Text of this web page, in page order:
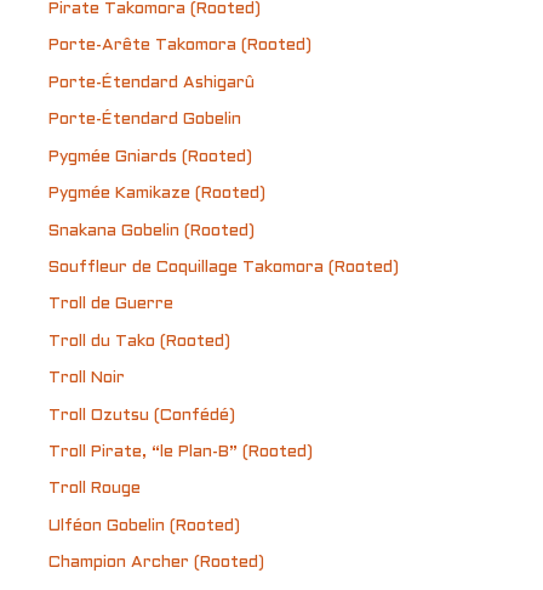
Pirate Takomora (Rooted)
Porte-Arête Takomora (Rooted)
Porte-Étendard Ashigarû
Porte-Étendard Gobelin
Pygmée Gniards (Rooted)
Pygmée Kamikaze (Rooted)
Snakana Gobelin (Rooted)
Souffleur de Coquillage Takomora (Rooted)
Troll de Guerre
Troll du Tako (Rooted)
Troll Noir
Troll Ozutsu (Confédé)
Troll Pirate, “le Plan-B” (Rooted)
Troll Rouge
Ulféon Gobelin (Rooted)
Champion Archer (Rooted)